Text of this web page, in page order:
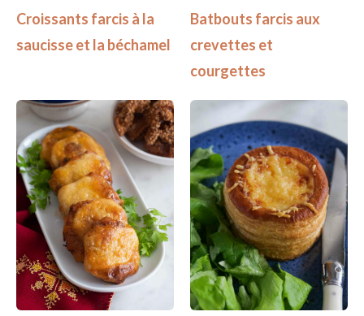
Croissants farcis à la
saucisse et la béchamel
Batbouts farcis aux
crevettes et
courgettes